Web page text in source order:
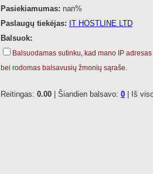
Pasiekiamumas: nan%
Paslaugų tiekėjas: IT HOSTLINE LTD
Balsuok:
Balsuodamas sutinku, kad mano IP
bei rodomas balsavusių žmonių sąraše.
Reitingas: 0.00 | Šiandien balsavo: 0 | Iš